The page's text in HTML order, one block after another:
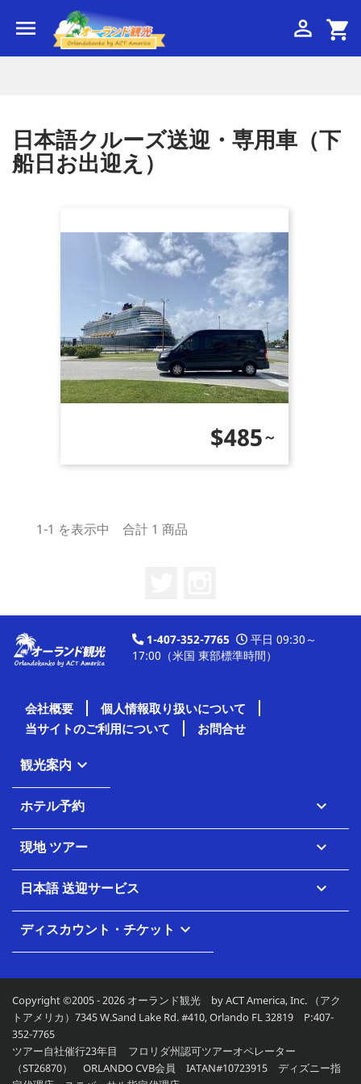
 shopping_cart

日本語クルーズ送迎・専用車（下
船日お出迎え）
価
格
$485
1-1 を表示中 合計 1 商品
1-407-352-7765
平日 09:30～
17:00（米国 東部標準時間）
会社概要
個人情報取り扱いについて
当サイトのご利用について
お問合せ
観光案内 
ホテル予約 
現地 ツアー 
日本語 送迎サービス 
ディスカウント・チケット 
Copyright ©2005 - 2026 オーランド観光 by ACT America, Inc. （アク
トアメリカ）7345 W.Sand Lake Rd. #410, Orlando FL 32819 P:407-
352-7765
ツアー自社催行23年目 フロリダ州認可ツアーオペレーター
（ST26870） ORLANDO CVB会員 IATAN#10723915 ディズニー指